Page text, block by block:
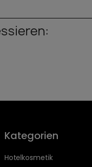
Kategorien
Hotelkosmetik